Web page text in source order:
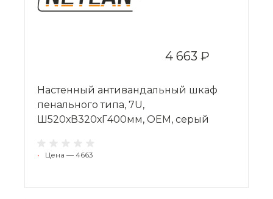
4 663 ₽
Настенный антивандальный шкаф
пенального типа, 7U,
Ш520хВ320хГ400мм, OEM, серый
• Цена — 4663